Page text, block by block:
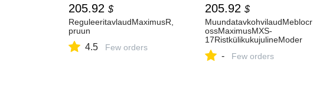
205.92 $
ReguleeritavlaudMaximusR,
pruun
4.5 Few orders
205.92 $
MuundatavkohvilaudMeblocr
ossMaximusMXS-
17RistkülikukujulineModer
- Few orders